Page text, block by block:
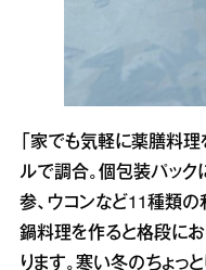
「家でも気軽に薬膳料
ルで調合。個包装パック
参、ウコンなど11種類の
鍋料理を作ると格段にお
ります。寒い冬のちょっ